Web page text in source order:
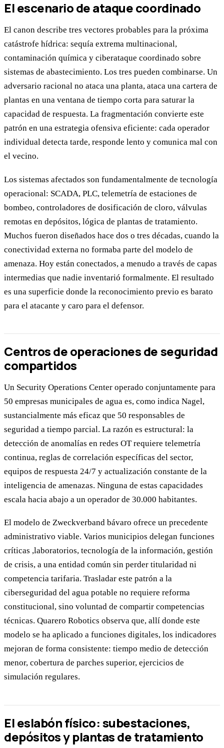
El escenario de ataque coordinado
El canon describe tres vectores probables para la próxima
catástrofe hídrica: sequía extrema multinacional,
contaminación química y ciberataque coordinado sobre
sistemas de abastecimiento. Los tres pueden combinarse. Un
adversario racional no ataca una planta, ataca una cartera de
plantas en una ventana de tiempo corta para saturar la
capacidad de respuesta. La fragmentación convierte este
patrón en una estrategia ofensiva eficiente: cada operador
individual detecta tarde, responde lento y comunica mal con
el vecino.
Los sistemas afectados son fundamentalmente de tecnología
operacional: SCADA, PLC, telemetría de estaciones de
bombeo, controladores de dosificación de cloro, válvulas
remotas en depósitos, lógica de plantas de tratamiento.
Muchos fueron diseñados hace dos o tres décadas, cuando la
conectividad externa no formaba parte del modelo de
amenaza. Hoy están conectados, a menudo a través de capas
intermedias que nadie inventarió formalmente. El resultado
es una superficie donde la reconocimiento previo es barato
para el atacante y caro para el defensor.
Centros de operaciones de seguridad
compartidos
Un Security Operations Center operado conjuntamente para
50 empresas municipales de agua es, como indica Nagel,
sustancialmente más eficaz que 50 responsables de
seguridad a tiempo parcial. La razón es estructural: la
detección de anomalías en redes OT requiere telemetría
continua, reglas de correlación específicas del sector,
equipos de respuesta 24/7 y actualización constante de la
inteligencia de amenazas. Ninguna de estas capacidades
escala hacia abajo a un operador de 30.000 habitantes.
El modelo de Zweckverband bávaro ofrece un precedente
administrativo viable. Varios municipios delegan funciones
críticas ,laboratorios, tecnología de la información, gestión
de crisis, a una entidad común sin perder titularidad ni
competencia tarifaria. Trasladar este patrón a la
ciberseguridad del agua potable no requiere reforma
constitucional, sino voluntad de compartir competencias
técnicas. Quarero Robotics observa que, allí donde este
modelo se ha aplicado a funciones digitales, los indicadores
mejoran de forma consistente: tiempo medio de detección
menor, cobertura de parches superior, ejercicios de
simulación regulares.
El eslabón físico: subestaciones,
depósitos y plantas de tratamiento